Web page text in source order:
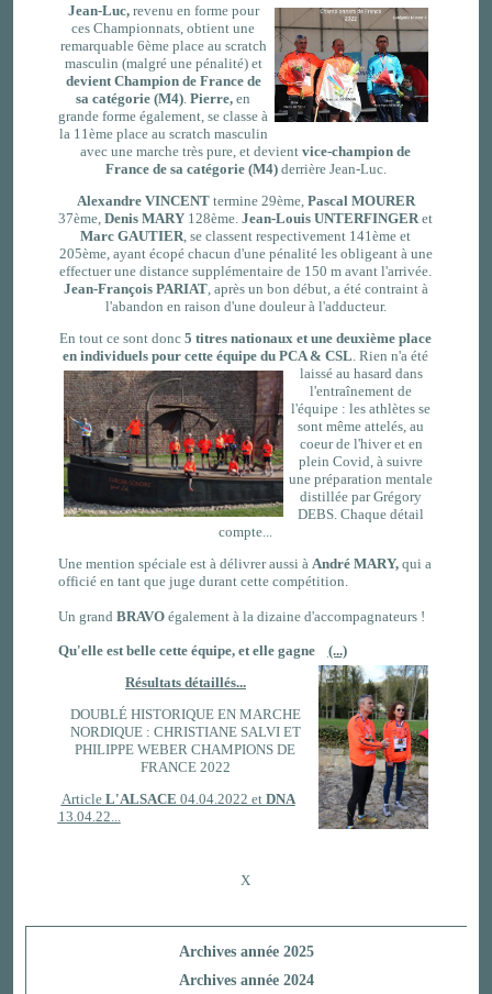
Jean-Luc, revenu en forme pour
ces Championnats, obtient une
remarquable 6ème place au scratch
masculin (malgré une pénalité) et
devient Champion de France de
sa catégorie (M4) .Pierre, en
grande forme également, se classe à
la 11ème place au scratch masculin
avec une marche très pure, et devientvice-champion de
France de sa catégorie (M4)derrière Jean-Luc.
Alexandre VINCENTtermine 29ème, Pascal MOURER
37ème,Denis MARY 128ème.Jean-Louis UNTERFINGER et
Marc GAUTIER , se classent respectivement 141ème et
205ème, ayant écopé chacun d'une pénalité les obligeant à une
effectuer une distance supplémentaire de 150 m avant l'arrivée.
Jean-François PARIAT, après un bon début, a été contraint à
l'abandon en raison d'une douleur à l'adducteur.
En tout ce sont donc5 titres nationaux et une deuxième place
en individuels pour cette équipe du PCA & CSL .Rien n'a été
laissé au hasard dans
l'entraînement de
l'équipe : les athlètes se
sont même attelés, au
coeur de l'hiver et en
plein Covid, à suivre
une préparation mentale
distillée par Grégory
DEBS. Chaque détail
compte...
Une mention spéciale est à délivrer aussi à André MARY,qui a
officié en tant que juge durant cette compétition.
Un grand BRAVOégalement à la dizaine d'accompagnateurs !
Qu'elle est belle cette équipe, et elle gagne (...)
Résultats détaillés...
DOUBLÉ HISTORIQUE EN MARCHE
NORDIQUE : CHRISTIANE SALVI ET
PHILIPPE WEBER CHAMPIONS DE
FRANCE 2022
Article L'ALSACE 04.04.2022 et DNA
13.04.22...
X
Archives année 2025
Archives année 2024